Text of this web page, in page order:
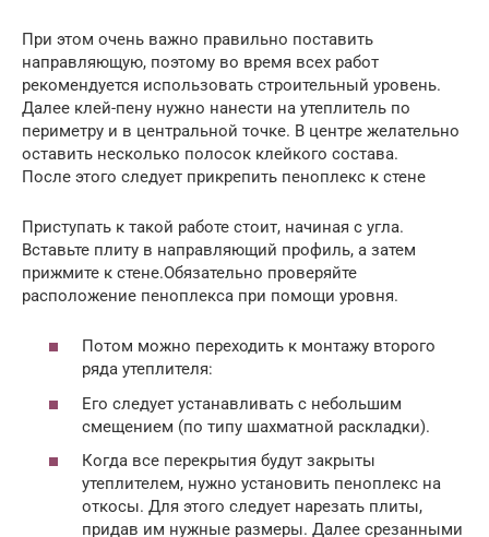
При этом очень важно правильно поставить
направляющую, поэтому во время всех работ
рекомендуется использовать строительный уровень.
Далее клей-пену нужно нанести на утеплитель по
периметру и в центральной точке. В центре желательно
оставить несколько полосок клейкого состава.
После этого следует прикрепить пеноплекс к стене
Приступать к такой работе стоит, начиная с угла.
Вставьте плиту в направляющий профиль, а затем
прижмите к стене.Обязательно проверяйте
расположение пеноплекса при помощи уровня.
Потом можно переходить к монтажу второго
ряда утеплителя:
Его следует устанавливать с небольшим
смещением (по типу шахматной раскладки).
Когда все перекрытия будут закрыты
утеплителем, нужно установить пеноплекс на
откосы. Для этого следует нарезать плиты,
придав им нужные размеры. Далее срезанными